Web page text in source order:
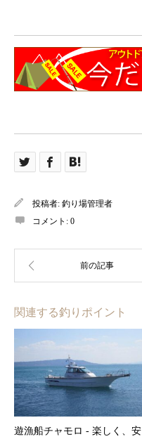
投稿者: 釣り場管理者
コメント: 0
関連する釣りポイント
遊漁船チャモロ ‐ 楽しく、安